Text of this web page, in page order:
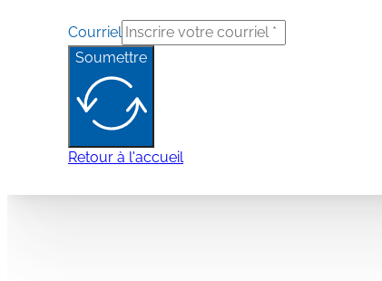
Courriel
Soumettre
Retour à l'accueil